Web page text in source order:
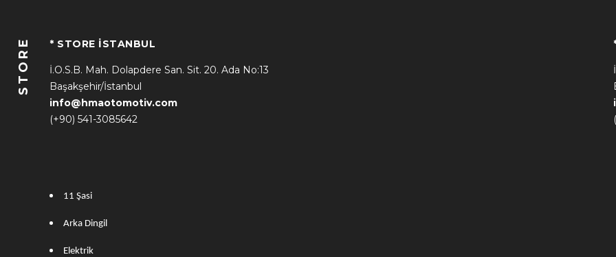
STORE * STORE İSTANBUL
İ.O.S.B. Mah. Dolapdere San. Sit. 20. Ada No:13
Başakşehir/İstanbul
info@hmaotomotiv.com
(+90) 541-3085642
11 Şasi
Arka Dingil
Elektrik